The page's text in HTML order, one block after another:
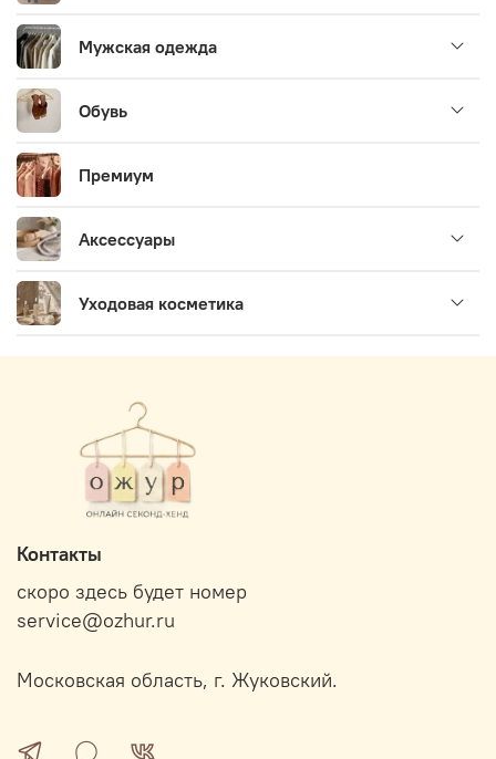
Мужская одежда
Обувь
Премиум
Аксессуары
Уходовая косметика
Контакты
скоро здесь будет номер
service@ozhur.ru
Московская область, г. Жуковский.